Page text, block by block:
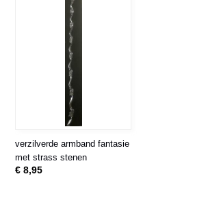
verzilverde armband fantasie
met strass stenen
€ 8,95